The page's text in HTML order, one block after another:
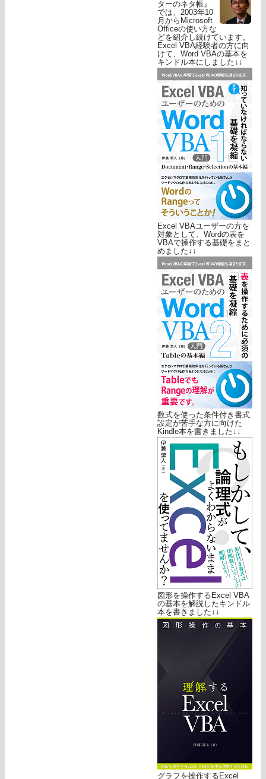
ターのネタ帳』
では、2003年10
月からMicrosoft
Officeの使い方な
どを紹介し続けています。
Excel VBA経験者の方に向
けて、Word VBAの基本を
キンドル本にしました↓↓
Excel VBAユーザーの方を
対象として、Wordの表を
VBAで操作する基礎をまと
めました↓↓
数式を使った条件付き書式
設定が苦手な方に向けた
Kindle本を書きました↓↓
図形を操作するExcel VBA
の基本を解説したキンドル
本を書きました↓↓
グラフを操作するExcel